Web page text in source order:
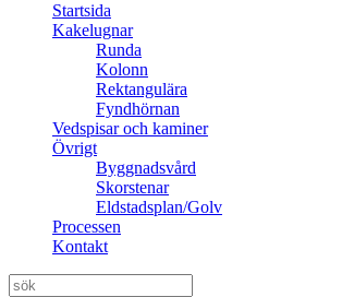
Startsida
Kakelugnar
Runda
Kolonn
Rektangulära
Fyndhörnan
Vedspisar och kaminer
Övrigt
Byggnadsvård
Skorstenar
Eldstadsplan/Golv
Processen
Kontakt